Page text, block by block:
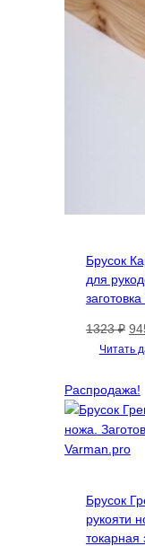
Брусок
для
1323₽
Читать
Распродажа!
Брусок
рукояти
токарная